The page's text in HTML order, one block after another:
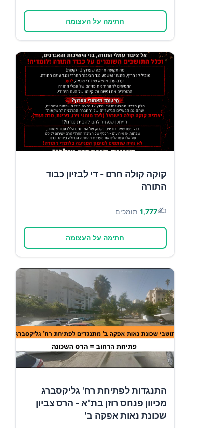
חתימה על העצומה
קוקה קולה חרם - די לבזיון כבוד
התורה
✍️
1,777 תומכים
חתימה על העצומה
התנגדות לפתיחת רח' גליקסברג
מכיוון פנחס רוזן בת"א - הרס צביון
שכונת נאות אפקה ב'